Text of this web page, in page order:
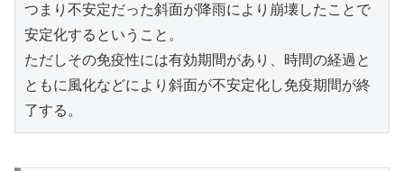
つまり不安定だった斜面が降雨により崩壊したことで
安定化するということ。
ただしその免疫性には有効期間があり、時間の経過と
ともに風化などにより斜面が不安定化し免疫期間が終
了する。